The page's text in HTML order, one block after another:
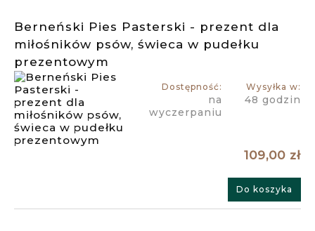
Berneński Pies Pasterski - prezent dla
miłośników psów, świeca w pudełku
prezentowym
Dostępność:
na
wyczerpaniu
Wysyłka w:
48 godzin
109,00 zł
Do koszyka